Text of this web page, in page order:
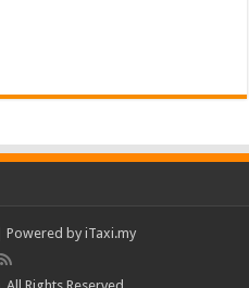
| Powered by iTaxi.my